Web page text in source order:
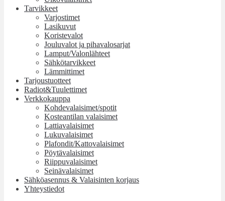
Tarvikkeet
Varjostimet
Lasikuvut
Koristevalot
Jouluvalot ja pihavalosarjat
Lamput/Valonlähteet
Sähkötarvikkeet
Lämmittimet
Tarjoustuotteet
Radiot&Tuulettimet
Verkkokauppa
Kohdevalaisimet/spotit
Kosteantilan valaisimet
Lattiavalaisimet
Lukuvalaisimet
Plafondit/Kattovalaisimet
Pöytävalaisimet
Riippuvalaisimet
Seinävalaisimet
Sähköasennus & Valaisinten korjaus
Yhteystiedot